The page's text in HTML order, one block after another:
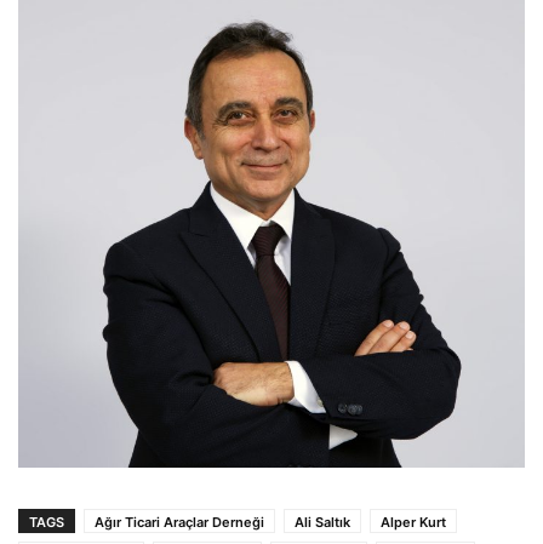
TAGS Ağır Ticari Araçlar Derneği Ali Saltık
Alper Kurt